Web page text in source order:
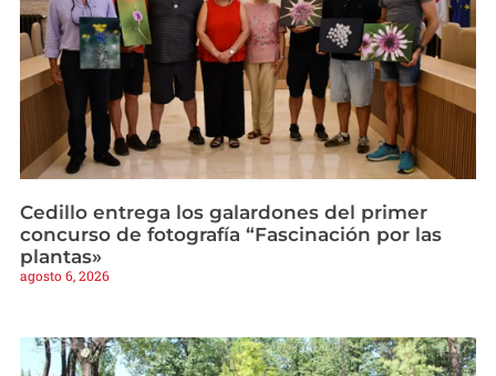
Cedillo entrega los galardones del primer
concurso de fotografía “Fascinación por las
plantas»
agosto 6, 2026